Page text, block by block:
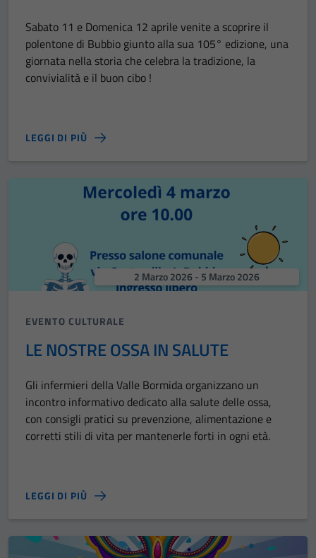
Sabato 11 e Domenica 12 aprile venite a scoprire il
polentone di Bubbio giunto alla sua 105° edizione, una
giornata nella storia che celebra la tradizione, la
convivialità e il buon cibo !
LEGGI DI PIÙ
2 Marzo 2026 - 5 Marzo 2026
EVENTO CULTURALE
LE NOSTRE OSSA IN SALUTE
Gli infermieri della Valle Bormida organizzano un
incontro informativo dedicato alla salute delle ossa,
con consigli pratici su prevenzione, alimentazione e
corretti stili di vita per mantenerle forti in ogni età.
LEGGI DI PIÙ